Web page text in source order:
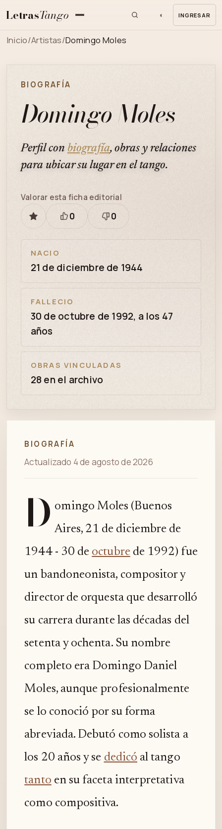
LetrasTango ◐ INGRESAR
Inicio/Artistas/Domingo Moles
BIOGRAFÍA
Domingo Moles
Perfil con biografía, obras y relaciones
para ubicar su lugar en el tango.
GUARDAR
Valorar esta ficha editorial
Está
0
Necesita
0
NACIO
21 de diciembre de 1944
FALLECIO
30 de octubre de 1992, a los 47
años
OBRAS VINCULADAS
28 en el archivo
BIOGRAFÍA
Actualizado 4 de agosto de 2026
D omingo Moles (Buenos
Aires, 21 de diciembre de
1944 - 30 de octubrede 1992) fue
un bandoneonista, compositor y
director de orquesta que desarrolló
su carrera durante las décadas del
setenta y ochenta. Su nombre
completo era Domingo Daniel
Moles, aunque profesionalmente
se lo conoció por su forma
abreviada. Debutó como solista a
los 20 años y se dedicó al tango
tanto en su faceta interpretativa
como compositiva.